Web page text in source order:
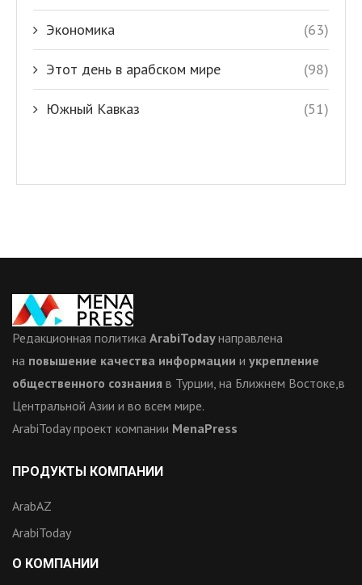
Экономика (63)
Этот день в арабском мире (98)
Южный Кавказ (51)
Редакционная политика ArabiTodayнаправлена
на повышение качества информации и укрепление
общественного сознания в Турции, на Ближнем Востоке,в
Центральной Азии и во всем мире.
ArabiToday проект компании MenaPress
ПРОДУКТЫ КОМПАНИИ
ArabAZ
ArabiToday
О КОМПАНИИ